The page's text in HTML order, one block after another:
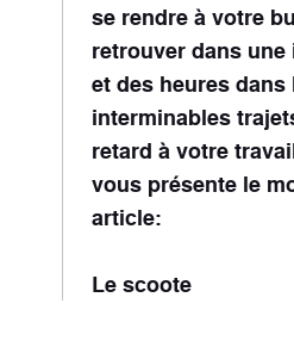
Confort
se rendre à votre
retrouver dans
et des heures
interminables
retard à votre
vous présente le
article:
Le scoote